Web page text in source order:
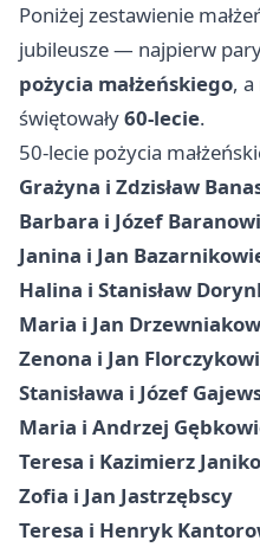
Poniżej zestawienie
jubileusze — najpierw
pożycia małżeńskiego,
świętowały60-lecie.
50-lecie pożycia
Grażyna i Zdzisław
Barbara i Józef
Janina i Jan
Halina i Stanisław
Maria i Jan
Zenona i Jan
Stanisława i Józef
Maria i Andrzej
Teresa i Kazimierz
Zofia i Jan Jastrzębscy
Teresa i Henryk